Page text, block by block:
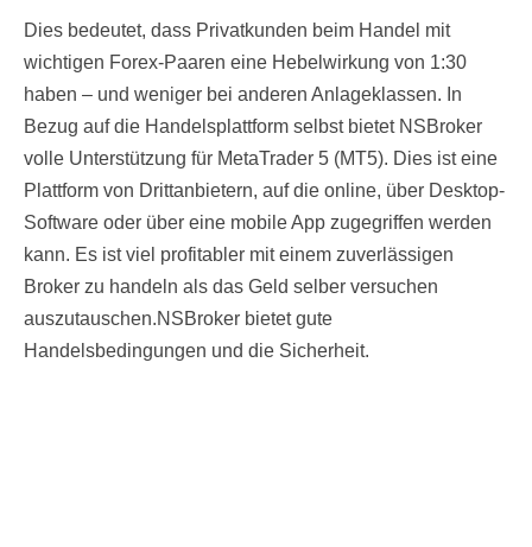
Dies bedeutet, dass Privatkunden beim Handel mit
wichtigen Forex-Paaren eine Hebelwirkung von 1:30
haben – und weniger bei anderen Anlageklassen. In
Bezug auf die Handelsplattform selbst bietet NSBroker
volle Unterstützung für MetaTrader 5 (MT5). Dies ist eine
Plattform von Drittanbietern, auf die online, über Desktop-
Software oder über eine mobile App zugegriffen werden
kann. Es ist viel profitabler mit einem zuverlässigen
Broker zu handeln als das Geld selber versuchen
auszutauschen.NSBroker bietet gute
Handelsbedingungen und die Sicherheit.